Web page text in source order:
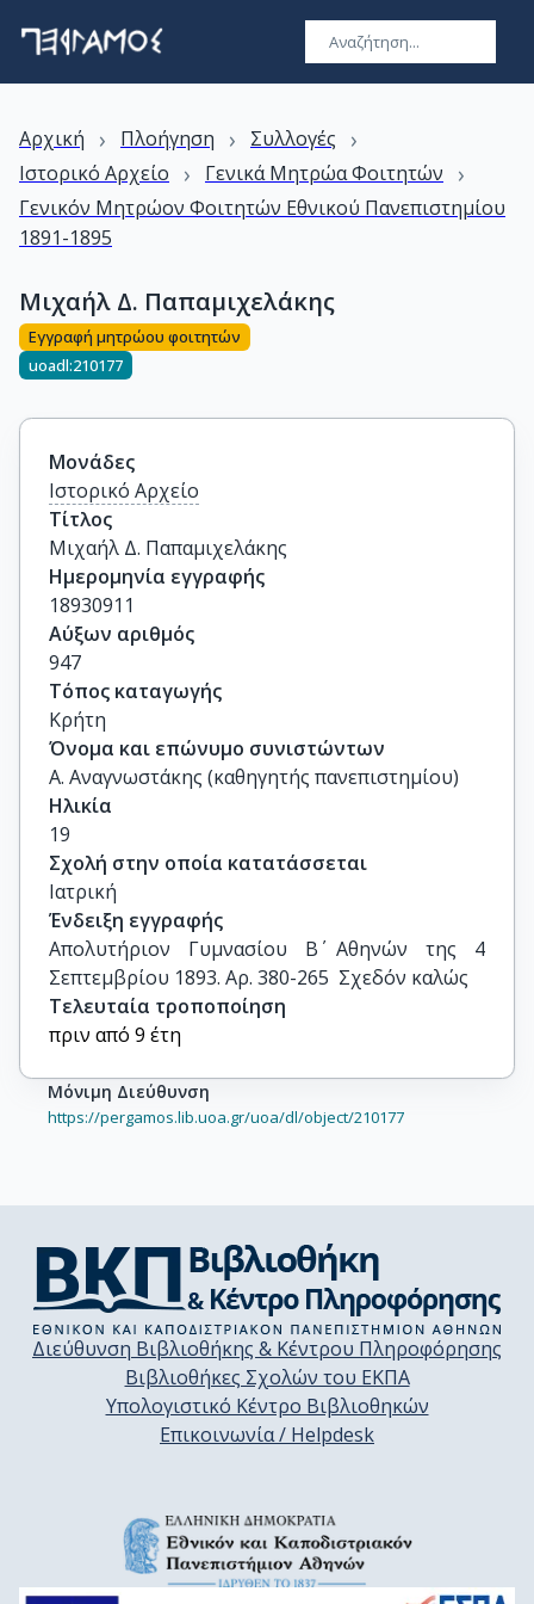
Αρχική › Πλοήγηση › Συλλογές ›
Ιστορικό Αρχείο › Γενικά Μητρώα Φοιτητών ›
Γενικόν Μητρώον Φοιτητών Εθνικού Πανεπιστημίου
1891-1895
Μιχαήλ Δ. Παπαμιχελάκης
Εγγραφή μητρώου φοιτητών
uoadl:210177
Μονάδες
Ιστορικό Αρχείο
Τίτλος
Μιχαήλ Δ. Παπαμιχελάκης
Ημερομηνία εγγραφής
18930911
Αύξων αριθμός
947
Τόπος καταγωγής
Κρήτη
Όνομα και επώνυμο συνιστώντων
Α. Αναγνωστάκης (καθηγητής πανεπιστημίου)
Ηλικία
19
Σχολή στην οποία κατατάσσεται
Ιατρική
Ένδειξη εγγραφής
Απολυτήριον Γυμνασίου Β΄ Αθηνών της 4
Σεπτεμβρίου 1893. Αρ. 380-265  Σχεδόν καλώς
Τελευταία τροποποίηση
πριν από 9 έτη
Μόνιμη Διεύθυνση
https://pergamos.lib.uoa.gr/uoa/dl/object/210177
Διεύθυνση Βιβλιοθήκης & Κέντρου Πληροφόρησης
Βιβλιοθήκες Σχολών του ΕΚΠΑ
Υπολογιστικό Κέντρο Βιβλιοθηκών
Επικοινωνία / Helpdesk